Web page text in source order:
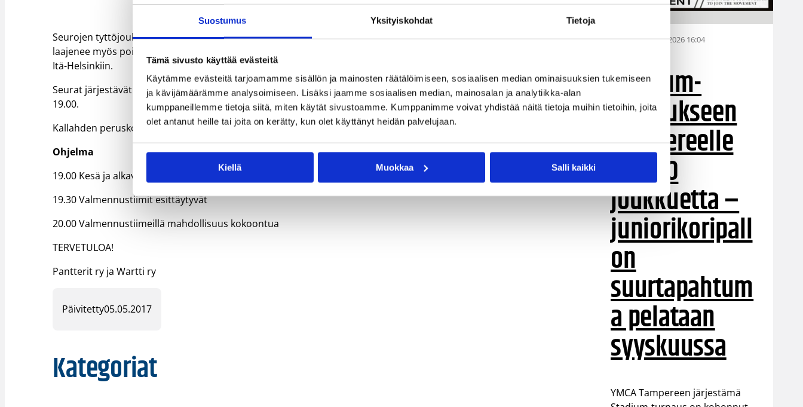
Suostumus Yksityiskohdat Tietoja
Tämä sivusto käyttää evästeitä
Käytämme evästeitä tarjoamamme sisällön ja mainosten räätälöimiseen, sosiaalisen median ominaisuuksien tukemiseen
ja kävijämäärämme analysoimiseen. Lisäksi jaamme sosiaalisen median, mainosalan ja analytiikka-alan
kumppaneillemme tietoja siitä, miten käytät sivustoamme. Kumppanimme voivat yhdistää näitä tietoja muihin tietoihin, joita
olet antanut heille tai joita on kerätty, kun olet käyttänyt heidän palvelujaan.
Kiellä Muokkaa Salli kaikki
Seurojen tyttöjoukkueet ovat tehneet menestyksellistä yhteistyötä kaudella 2016–2017 ja nyt yhteistyö
laajenee myös poikapuolelle. Molempien seurojen tavoitteena on rakentaa vahva ja voimakas koripalloyhteisö
Itä-Helsinkiin.
Seurat järjestävät yhteistyön aloituksesta infon; Tule kuulemaan ja kysymään lisää maanantaina 8.5.2017 klo
19.00.
Kallahden peruskoulun Auditorio, Kallahdenraitti 1, Helsinki
Ohjelma
19.00 Kesä ja alkava kausi 2017–18
19.30 Valmennustiimit esittäytyvät
20.00 Valmennustiimeillä mahdollisuus kokoontua
TERVETULOA!
Pantterit ry ja Wartti ry
Päivitetty05.05.2017
Kategoriat
Alueet 28.07.2026 16:04
Stadium-
turnaukseen
Tampereelle
yli 200
joukkuetta –
juniorikoripall
on
suurtapahtum
a pelataan
syyskuussa
YMCA Tampereen järjestämä